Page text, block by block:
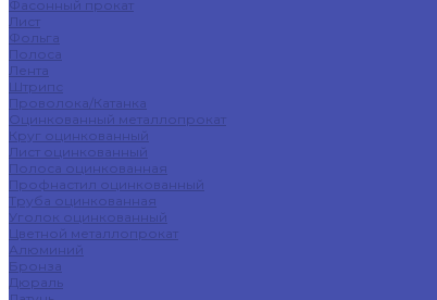
Фасонный прокат
Лист
Фольга
Полоса
Лента
Штрипс
Проволока/Катанка
Оцинкованный металлопрокат
Круг оцинкованный
Лист оцинкованный
Полоса оцинкованная
Профнастил оцинкованный
Труба оцинкованная
Уголок оцинкованный
Цветной металлопрокат
Алюминий
Бронза
Дюраль